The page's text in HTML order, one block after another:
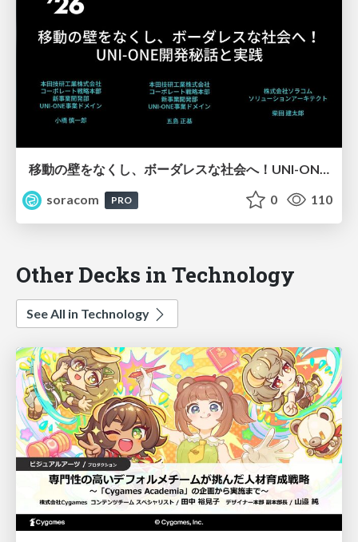
移動の壁をなくし、ボーダレスな社会へ！UNI-ONE開発秘話と実践【SORACOM Discovery 2026】
soracom
PRO 0 110
Other Decks in Technology
See All in Technology